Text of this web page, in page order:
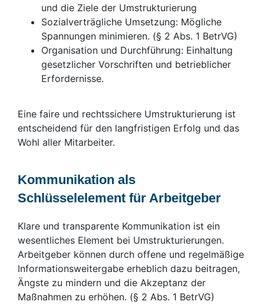
und die Ziele der Umstrukturierung
Sozialverträgliche Umsetzung: Mögliche
Spannungen minimieren. (§ 2 Abs. 1 BetrVG)
Organisation und Durchführung: Einhaltung
gesetzlicher Vorschriften und betrieblicher
Erfordernisse.
Eine faire und rechtssichere Umstrukturierung ist
entscheidend für den langfristigen Erfolg und das
Wohl aller Mitarbeiter.
Kommunikation als
Schlüsselelement für Arbeitgeber
Klare und transparente Kommunikation ist ein
wesentliches Element bei Umstrukturierungen.
Arbeitgeber können durch offene und regelmäßige
Informationsweitergabe erheblich dazu beitragen,
Ängste zu mindern und die Akzeptanz der
Maßnahmen zu erhöhen. (§ 2 Abs. 1 BetrVG)